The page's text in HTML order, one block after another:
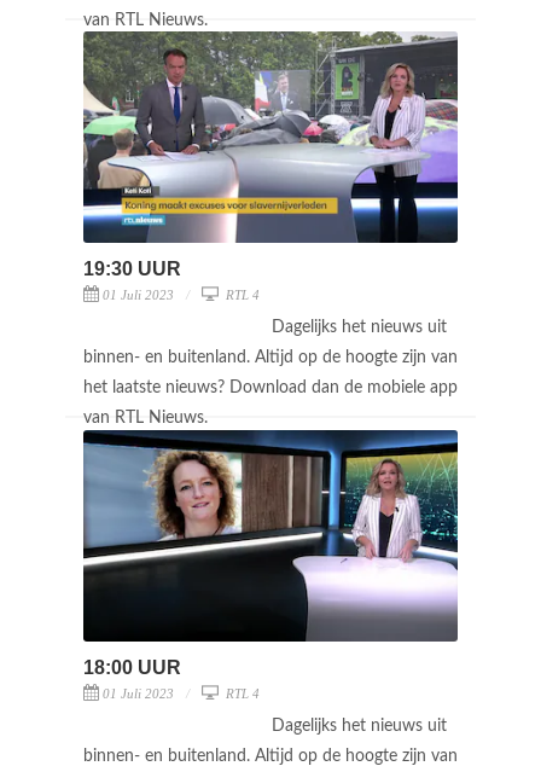
van RTL Nieuws.
19:30 UUR
01 Juli 2023 RTL 4
Dagelijks het nieuws uit
binnen- en buitenland. Altijd op de hoogte zijn van
het laatste nieuws? Download dan de mobiele app
van RTL Nieuws.
18:00 UUR
01 Juli 2023 RTL 4
Dagelijks het nieuws uit
binnen- en buitenland. Altijd op de hoogte zijn van